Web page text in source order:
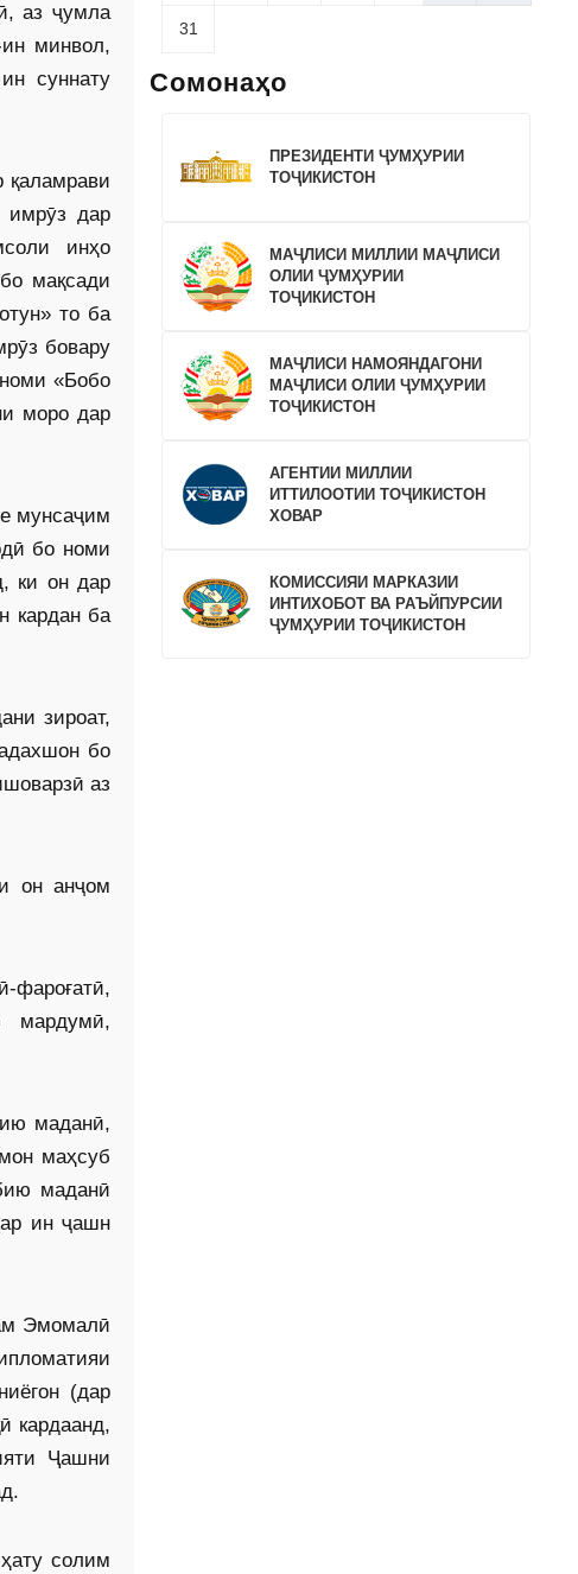
аз ҷумла
минвол,
суннату
қаламрави
имрӯз дар
инҳо
мақсади
то ба
бовару
«Бобо
моро дар
мунсаҷим
бо номи
ки он дар
кардан ба
зироат,
бо
аз
он анҷом
мардумӣ,
маданӣ,
маҳсуб
маданӣ
ин ҷашн
Эмомалӣ
(дар
кардаанд,
Ҷашни
солим
31
Сомонаҳо
ПРЕЗИДЕНТИ ҶУМҲУРИИ
ТОҶИКИСТОН
МАҶЛИСИ МИЛЛИИ МАҶЛИСИ
ОЛИИ ҶУМҲУРИИ
ТОҶИКИСТОН
МАҶЛИСИ НАМОЯНДАГОНИ
МАҶЛИСИ ОЛИИ ҶУМҲУРИИ
ТОҶИКИСТОН
АГЕНТИИ МИЛЛИИ
ИТТИЛООТИИ ТОҶИКИСТОН
ХОВАР
КОМИССИЯИ МАРКАЗИИ
ИНТИХОБОТ ВА РАЪЙПУРСИИ
ҶУМҲУРИИ ТОҶИКИСТОН